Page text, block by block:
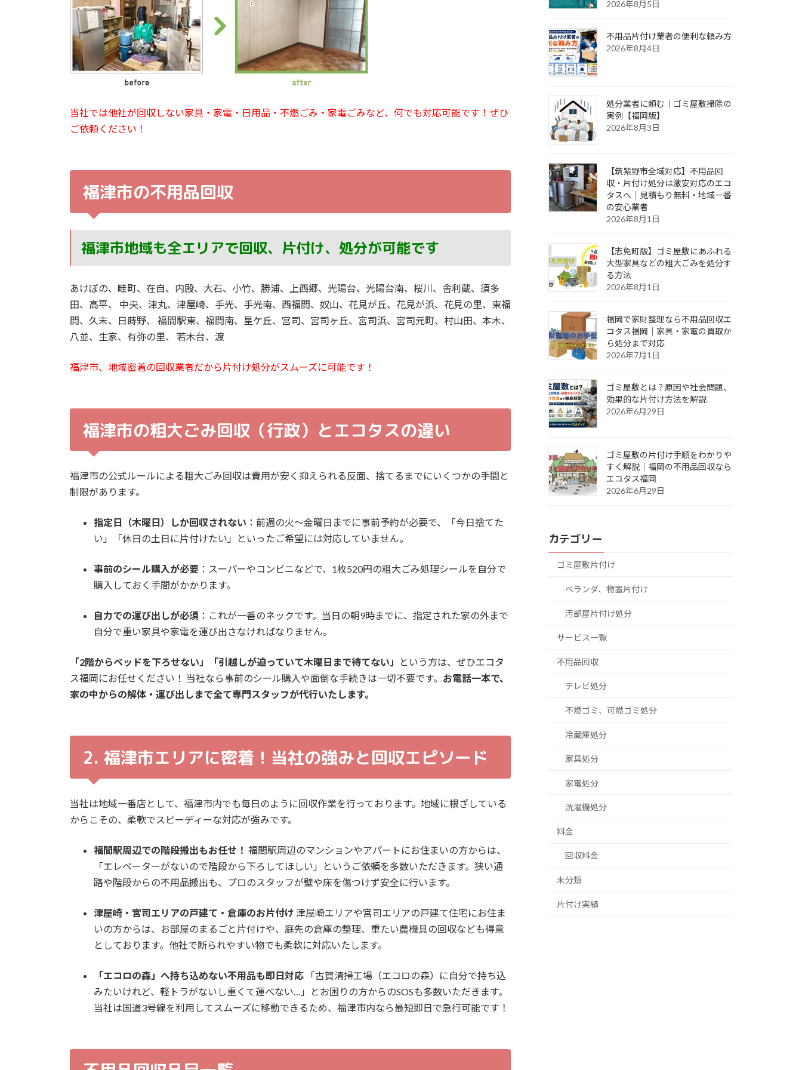
当社では他社が回収しない家具・家電・日用品・不燃ごみ・家電ごみなど、何でも対応可能です！ぜひ
ご依頼ください！
福津市の不用品回収
福津市地域も全エリアで回収、片付け、処分が可能です
あけぼの、畦町、在自、内殿、大石、小竹、勝浦、上西郷、光陽台、光陽台南、桜川、舎利蔵、須多
田、高平、 中央、津丸、津屋崎、手光、手光南、西福間、奴山、花見が丘、花見が浜、花見の里、東福
間、久末、日蒔野、 福間駅東、福間南、星ケ丘、宮司、宮司ヶ丘、宮司浜、宮司元町、村山田、本木、
八並、生家、有弥の里、 若木台、渡
福津市、地域密着の回収業者だから片付け処分がスムーズに可能です！
福津市の粗大ごみ回収（行政）とエコタスの違い
福津市の公式ルールによる粗大ごみ回収は費用が安く抑えられる反面、捨てるまでにいくつかの手間と
制限があります。
指定日（木曜日）しか回収されない ：前週の火〜金曜日までに事前予約が必要で、「今日捨てた
い」「休日の土日に片付けたい」といったご希望には対応していません。
事前のシール購入が必要 ：スーパーやコンビニなどで、1枚520円の粗大ごみ処理シールを自分で
購入しておく手間がかかります。
自力での運び出しが必須 ：これが一番のネックです。当日の朝9時までに、指定された家の外まで
自分で重い家具や家電を運び出さなければなりません。
「2階からベッドを下ろせない」「引越しが迫っていて木曜日まで待てない」
という方は、ぜひエコタ
ス福岡にお任せください！ 当社なら事前のシール購入や面倒な手続きは一切不要です。 お電話一本で、
家の中からの解体・運び出しまで全て専門スタッフが代行いたします。
2. 福津市エリアに密着！当社の強みと回収エピソード
当社は地域一番店として、福津市内でも毎日のように回収作業を行っております。地域に根ざしている
からこその、柔軟でスピーディーな対応が強みです。
福間駅周辺での階段搬出もお任せ！ 福間駅周辺のマンションやアパートにお住まいの方からは、
「エレベーターがないので階段から下ろしてほしい」というご依頼を多数いただきます。狭い通
路や階段からの不用品搬出も、プロのスタッフが壁や床を傷つけず安全に行います。
津屋崎・宮司エリアの戸建て・倉庫のお片付け 津屋崎エリアや宮司エリアの戸建て住宅にお住ま
いの方からは、お部屋のまるごと片付けや、庭先の倉庫の整理、重たい農機具の回収なども得意
としております。他社で断られやすい物でも柔軟に対応いたします。
「エコロの森」へ持ち込めない不用品も即日対応 「古賀清掃工場（エコロの森）に自分で持ち込
みたいけれど、軽トラがないし重くて運べない…」とお困りの方からのSOSも多数いただきます。
当社は国道3号線を利用してスムーズに移動できるため、福津市内なら最短即日で急行可能です！
2026年8月5日
不用品片付け業者の便利な頼み方
2026年8月4日
処分業者に頼む｜ゴミ屋敷掃除の
実例【福岡版】
2026年8月3日
【筑紫野市全域対応】不用品回
収・片付け処分は激安対応のエコ
タスへ｜見積もり無料・地域一番
の安心業者
2026年8月1日
【志免町版】ゴミ屋敷にあふれる
大型家具などの粗大ごみを処分す
る方法
2026年8月1日
福岡で家財整理なら不用品回収エ
コタス福岡｜家具・家電の買取か
ら処分まで対応
2026年7月1日
ゴミ屋敷とは？原因や社会問題、
効果的な片付け方法を解説
2026年6月29日
ゴミ屋敷の片付け手順をわかりや
すく解説｜福岡の不用品回収なら
エコタス福岡
2026年6月29日
カテゴリー
ゴミ屋敷片付け
ベランダ、物置片付け
汚部屋片付け処分
サービス一覧
不用品回収
テレビ処分
不燃ゴミ、可燃ゴミ処分
冷蔵庫処分
家具処分
家電処分
洗濯機処分
料金
回収料金
未分類
片付け実績